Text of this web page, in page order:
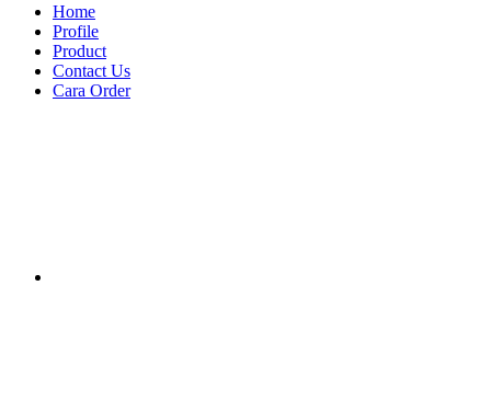
Home
Profile
Product
Contact Us
Cara Order